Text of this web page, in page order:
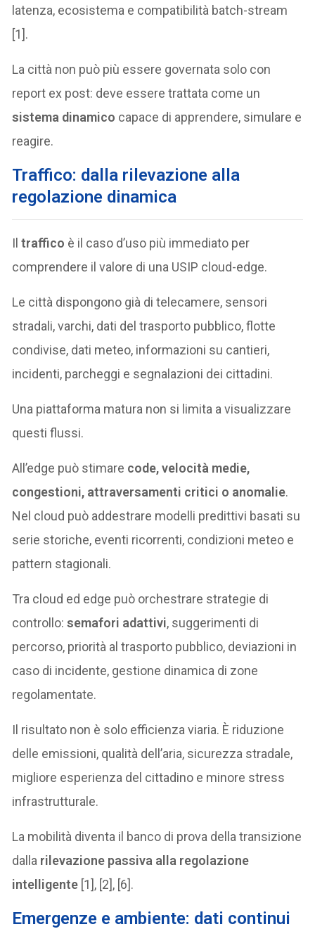
latenza, ecosistema e compatibilità batch-stream
[1].
La città non può più essere governata solo con
report ex post: deve essere trattata come un
sistema dinamico capace di apprendere, simulare e
reagire.
Traffico: dalla rilevazione alla
regolazione dinamica
Iltraffico è il caso d’uso più immediato per
comprendere il valore di una USIP cloud-edge.
Le città dispongono già di telecamere, sensori
stradali, varchi, dati del trasporto pubblico, flotte
condivise, dati meteo, informazioni su cantieri,
incidenti, parcheggi e segnalazioni dei cittadini.
Una piattaforma matura non si limita a visualizzare
questi flussi.
All’edge può stimare code, velocità medie,
congestioni, attraversamenti critici o anomalie.
Nel cloud può addestrare modelli predittivi basati su
serie storiche, eventi ricorrenti, condizioni meteo e
pattern stagionali.
Tra cloud ed edge può orchestrare strategie di
controllo:semafori adattivi, suggerimenti di
percorso, priorità al trasporto pubblico, deviazioni in
caso di incidente, gestione dinamica di zone
regolamentate.
Il risultato non è solo efficienza viaria. È riduzione
delle emissioni, qualità dell’aria, sicurezza stradale,
migliore esperienza del cittadino e minore stress
infrastrutturale.
La mobilità diventa il banco di prova della transizione
dalla rilevazione passiva alla regolazione
intelligente [1], [2], [6].
Emergenze e ambiente: dati continui